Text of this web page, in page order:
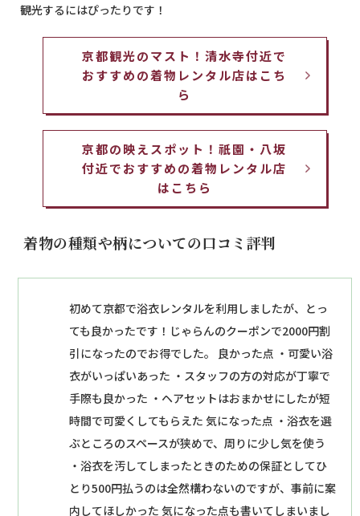
観光するにはぴったりです！
京都観光のマスト！清水寺付近で
おすすめの着物レンタル店はこち
ら
京都の映えスポット！祇園・八坂
付近でおすすめの着物レンタル店
はこちら
着物の種類や柄についての口コミ評判
初めて京都で浴衣レンタルを利用しましたが、とっ
ても良かったです！じゃらんのクーポンで2000円割
引になったのでお得でした。 良かった点 ・可愛い浴
衣がいっぱいあった ・スタッフの方の対応が丁寧で
手際も良かった ・ヘアセットはおまかせにしたが短
時間で可愛くしてもらえた 気になった点 ・浴衣を選
ぶところのスペースが狭めで、周りに少し気を使う
・浴衣を汚してしまったときのための保証としてひ
とり500円払うのは全然構わないのですが、事前に案
内してほしかった 気になった点も書いてしまいまし